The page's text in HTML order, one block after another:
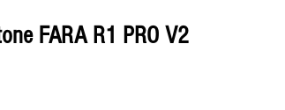
FARA R1 PRO V2